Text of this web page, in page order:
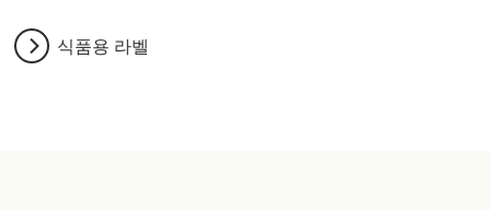
식품용 라벨